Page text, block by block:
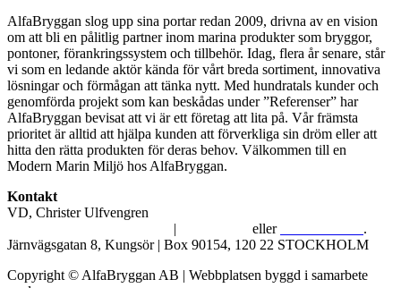
AlfaBryggan slog upp sina portar redan 2009, drivna av en vision
om att bli en pålitlig partner inom marina produkter som bryggor,
pontoner, förankringssystem och tillbehör. Idag, flera år senare, står
vi som en ledande aktör kända för vårt breda sortiment, innovativa
lösningar och förmågan att tänka nytt. Med hundratals kunder och
genomförda projekt som kan beskådas under ”Referenser” har
AlfaBryggan bevisat att vi är ett företag att lita på. Vår främsta
prioritet är alltid att hjälpa kunden att förverkliga sin dröm eller att
hitta den rätta produkten för deras behov. Välkommen till en
Modern Marin Miljö hos AlfaBryggan.
Kontakt
VD, Christer Ulfvengren
eller
.
Järnvägsgatan 8, Kungsör | Box 90154, 120 22 STOCKHOLM
Copyright © AlfaBryggan AB | Webbplatsen byggd i samarbete